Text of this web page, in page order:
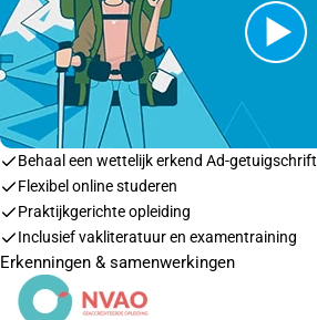
Behaal een wettelijk erkend Ad-getuigschrift
Flexibel online studeren
Praktijkgerichte opleiding
Inclusief vakliteratuur en examentraining
Erkenningen & samenwerkingen